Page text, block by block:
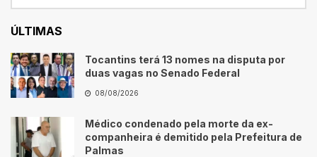
ÚLTIMAS
Tocantins terá 13 nomes na disputa por
duas vagas no Senado Federal
08/08/2026
Médico condenado pela morte da ex-
companheira é demitido pela Prefeitura de
Palmas